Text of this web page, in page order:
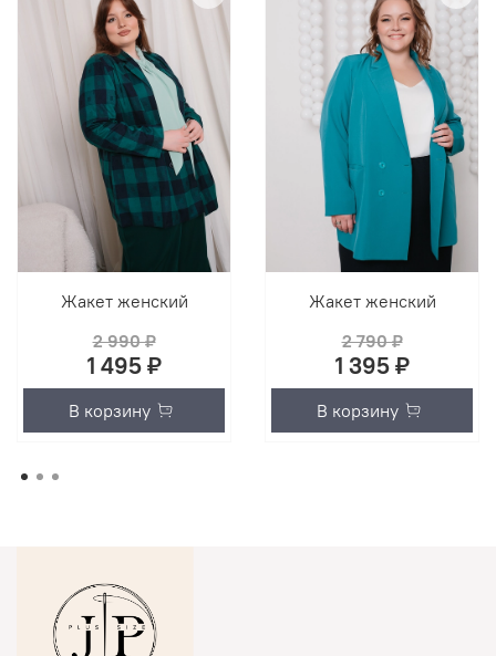
Жакет женский
2 990 ₽
1 495 ₽
В корзину
Жакет женский
2 790 ₽
1 395 ₽
В корзину